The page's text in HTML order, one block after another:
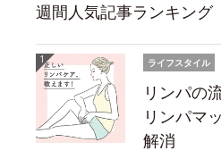
週間人気記事ランキング
ライフスタイル
リンパの
リンパマ
解消